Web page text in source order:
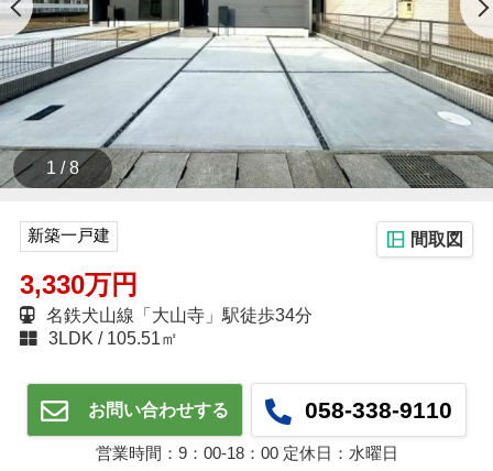
1 / 8
新築一戸建 間取図
3,330万円
名鉄犬山線「大山寺」駅徒歩34分
3LDK
105.51㎡
お問い合わせする 058-338-9110
営業時間：9：00‐18：00 定休日：水曜日